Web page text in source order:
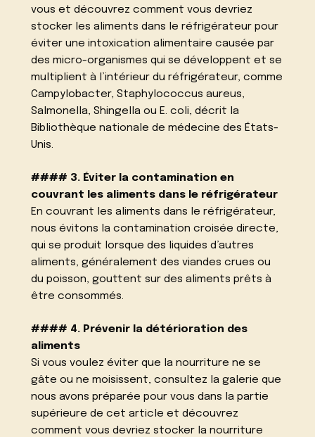
vous et découvrez comment vous devriez
stocker les aliments dans le réfrigérateur pour
éviter une intoxication alimentaire causée par
des micro-organismes qui se développent et se
multiplient à l’intérieur du réfrigérateur, comme
Campylobacter, Staphylococcus aureus,
Salmonella, Shingella ou E. coli, décrit la
Bibliothèque nationale de médecine des États-
Unis.
#### 3. Éviter la contamination en
couvrant les aliments dans le réfrigérateur
En couvrant les aliments dans le réfrigérateur,
nous évitons la contamination croisée directe,
qui se produit lorsque des liquides d’autres
aliments, généralement des viandes crues ou
du poisson, gouttent sur des aliments prêts à
être consommés.
#### 4. Prévenir la détérioration des
aliments
Si vous voulez éviter que la nourriture ne se
gâte ou ne moisissent, consultez la galerie que
nous avons préparée pour vous dans la partie
supérieure de cet article et découvrez
comment vous devriez stocker la nourriture